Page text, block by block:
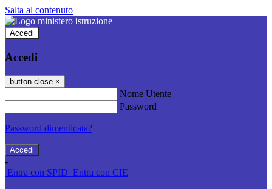
Salta al contenuto
Accedi
Accedi
button close ×
Nome Utente
Password
Password dimenticata?
-
Entra con SPID Entra con CIE